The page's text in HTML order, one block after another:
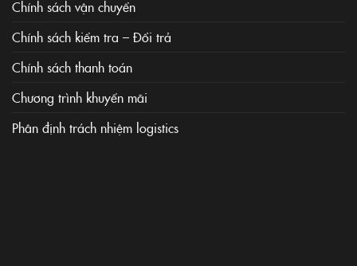
Chính sách vận chuyển
Chính sách kiểm tra – Đổi trả
Chính sách thanh toán
Chương trình khuyến mãi
Phân định trách nhiệm logistics